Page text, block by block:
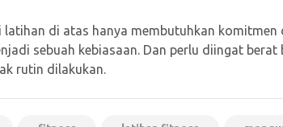
latihan di atas hanya membutuhkan
sebuah kebiasaan. Dan perlu diingat
rutin dilakukan.